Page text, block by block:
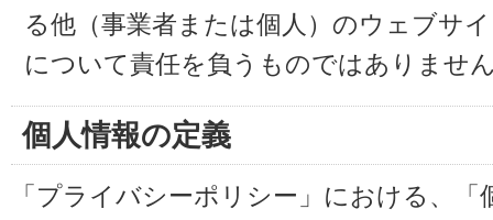
る他（事業者または個人）のウェブサ
について責任を負うものではありませ
個人情報の定義
「プライバシーポリシー」における、